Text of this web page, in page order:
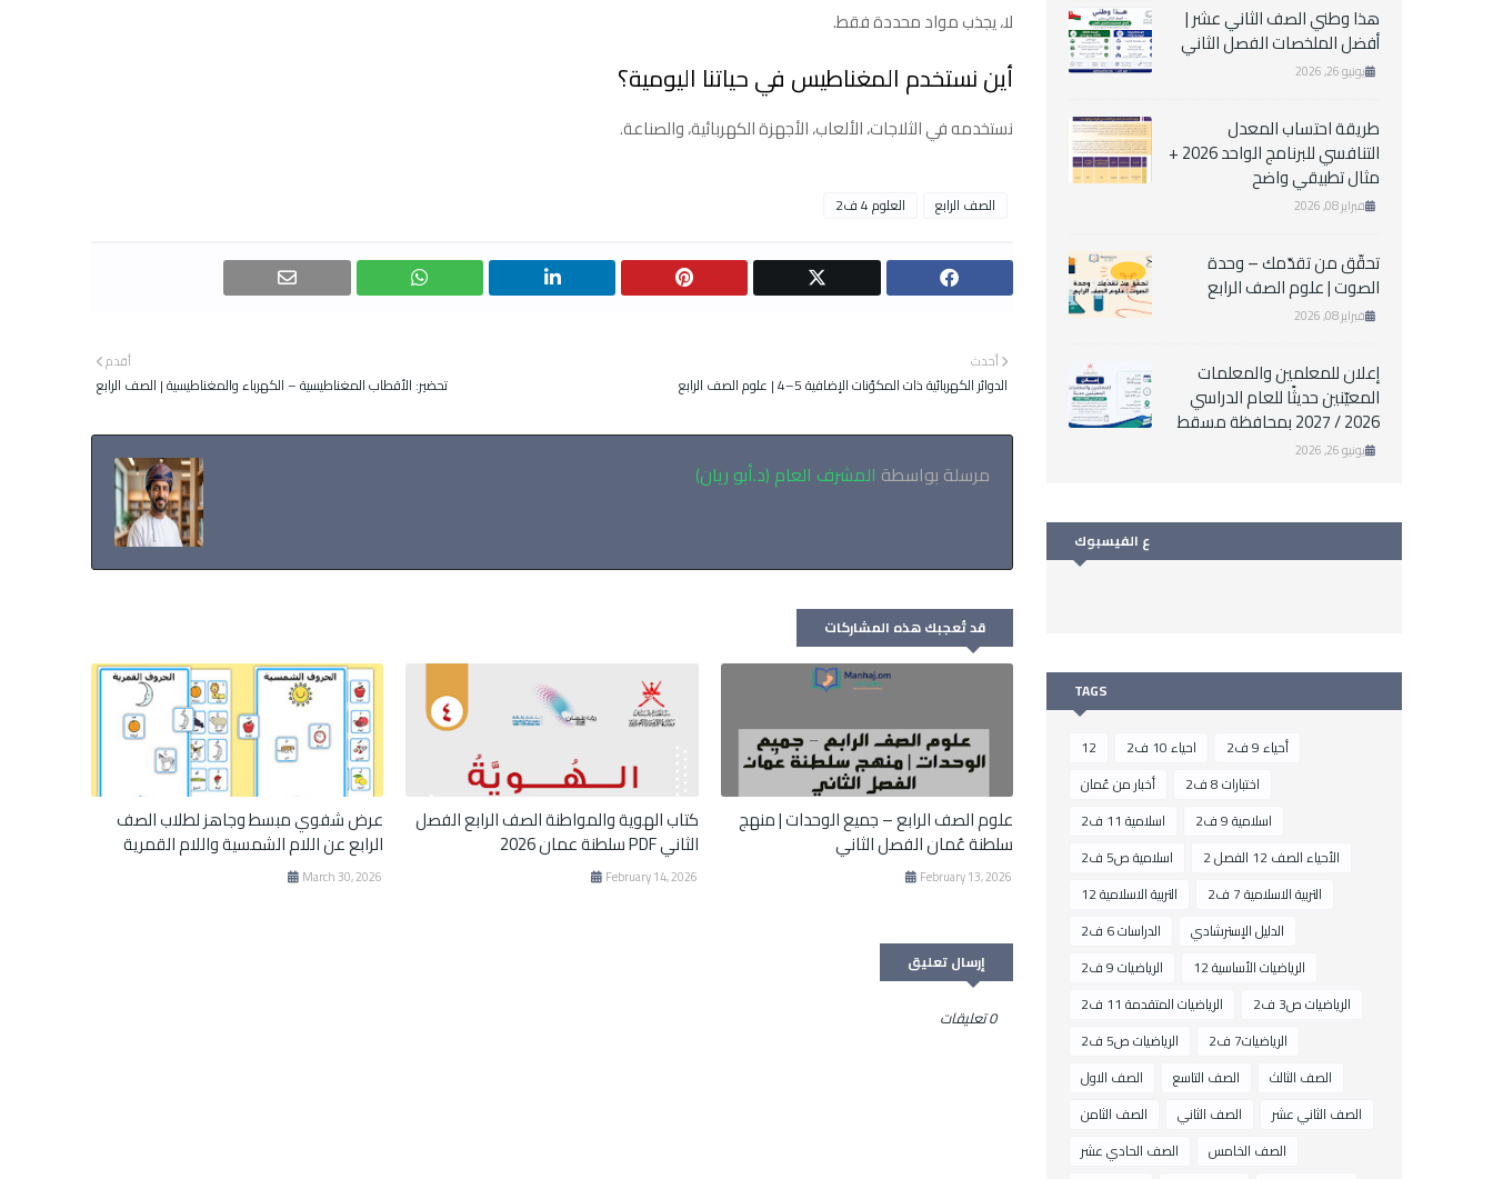
لا، يجذب مواد محددة فقط.
أين نستخدم المغناطيس في حياتنا اليومية؟
نستخدمه في الثلاجات، الألعاب، الأجهزة الكهربائية، والصناعة.
الصف الرابع العلوم 4 ف2
أحدث
الدوائر الكهربائية ذات المكوّنات الإضافية 5–4 | علوم الصف الرابع
أقدم
تحضير: الأقطاب المغناطيسية – الكهرباء والمغناطيسية | الصف الرابع
مرسلة بواسطة المشرف العام (د.أبو ريان)
قد تُعجبك هذه المشاركات
عرض شفوي مبسط وجاهز لطلاب الصف
الرابع عن اللام الشمسية واللام القمرية
March 30, 2026
كتاب الهوية والمواطنة الصف الرابع الفصل
الثاني PDF سلطنة عمان 2026
February 14, 2026
علوم الصف الرابع – جميع الوحدات | منهج
سلطنة عُمان الفصل الثاني
February 13, 2026
إرسال تعليق
0 تعليقات
هذا وطني الصف الثاني عشر |
أفضل الملخصات الفصل الثاني
يونيو 26, 2026
طريقة احتساب المعدل
التنافسي للبرنامج الواحد 2026 +
مثال تطبيقي واضح
فبراير 08, 2026
تحقّق من تقدّمك – وحدة
الصوت | علوم الصف الرابع
فبراير 08, 2026
إعلان للمعلمين والمعلمات
المعيّنين حديثًا للعام الدراسي
2026 / 2027 بمحافظة مسقط
يونيو 26, 2026
ع الفيسبوك
TAGS
12 احياء 10 ف2
أحياء 9 ف2
أخبار من عُمان
اختبارات 8 ف2
اسلامية 11 ف2
اسلامية 9 ف2
اسلامية ص5 ف2
الأحياء الصف 12 الفصل 2
التربية الاسلامية 12
التربية الاسلامية 7 ف2
الدراسات 6 ف2
الدليل الإسترشادي
الرياضيات 9 ف2
الرياضيات الأساسية 12
الرياضيات المتقدمة 11 ف2
الرياضيات ص3 ف2
الرياضيات ص5 ف2
الرياضيات7 ف2
الصف الاول
الصف التاسع
الصف الثالث
الصف الثامن
الصف الثاني
الصف الثاني عشر
الصف الحادي عشر
الصف الخامس